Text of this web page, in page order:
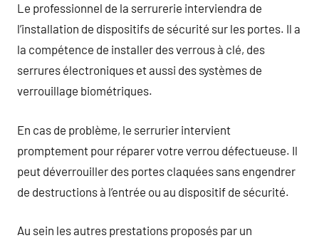
Le professionnel de la serrurerie interviendra de
l’installation de dispositifs de sécurité sur les portes. Il a
la compétence de installer des verrous à clé, des
serrures électroniques et aussi des systèmes de
verrouillage biométriques.
En cas de problème, le serrurier intervient
promptement pour réparer votre verrou défectueuse. Il
peut déverrouiller des portes claquées sans engendrer
de destructions à l’entrée ou au dispositif de sécurité.
Au sein les autres prestations proposés par un